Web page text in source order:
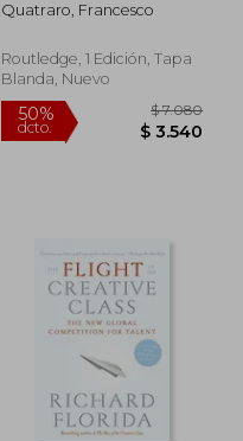
dcto.
Inglés)
Quatraro, Francesco
Routledge, 1 Edición, Tapa
Blanda, Nuevo